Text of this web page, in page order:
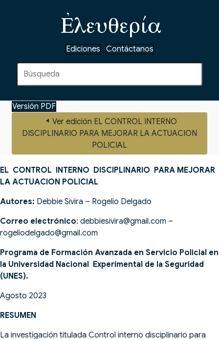
Ediciones Contáctanos
Versión PDF
Ver edición EL CONTROL INTERNO
DISCIPLINARIO PARA MEJORAR LA ACTUACION
POLICIAL
EL CONTROL INTERNO DISCIPLINARIO PARA MEJORAR
LA ACTUACION POLICIAL
Autores: Debbie Sivira – Rogelio Delgado
Correo electrónico: debbiesivira@gmail.com –
rogeliodelgado@gmail.com
Programa de Formación Avanzada en Servicio Policial en
la Universidad Nacional Experimental de la Seguridad
(UNES).
Agosto 2023
RESUMEN
La investigación titulada Control interno disciplinario para